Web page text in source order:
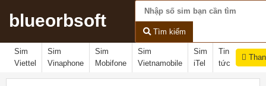
blueorbsoft
Tìm kiếm
Sim
Viettel
Sim
Vinaphone
Sim
Mobifone
Sim
Vietnamobile
Sim
iTel
Tin
tức